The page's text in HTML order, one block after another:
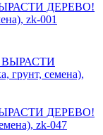
ВЫРАСТИ ДЕРЕВО!
zk-001
ВЫРАСТИ ДЕРЕВО!
zk-047